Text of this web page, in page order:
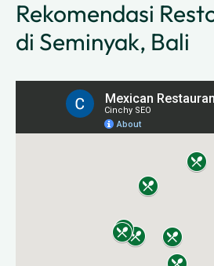
Rekomendasi
di Seminyak, Bali